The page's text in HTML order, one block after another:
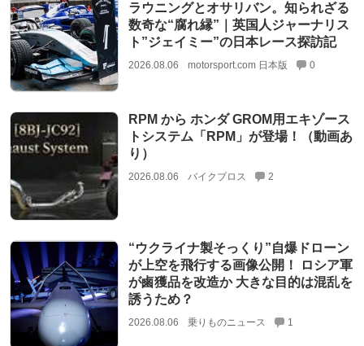
ラウニングとオサリバン。知られざる
数奇な“腐れ縁”｜英国人ジャーナリス
ト”ジェイミー”の日本レース探訪記
2026.08.06 motorsport.com 日本版 0
RPM から ホンダ GROM用エキゾース
トシステム「RPM」が登場！（動画あ
り）
2026.08.06 バイクブロス 2
“ウクライナ製そっくり”自爆ドローン
が上空を飛行する画像公開！ ロシア軍
が鹵獲品を改造か 大きな目的は混乱を
誘うため？
2026.08.06 乗りものニュース 1